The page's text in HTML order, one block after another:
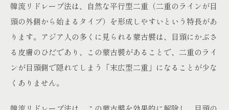
韓流リドレープ法は、自然な平行型二重（二重のラインが目
頭の外側から始まるタイプ）を形成しやすいという特長があ
ります。アジア人の多くに見られる蒙古襞は、目頭にかぶさ
る皮膚のひだであり、この蒙古襞があることで、二重のライ
ンが目頭側で隠れてしまう「末広型二重」になることが少な
くありません。